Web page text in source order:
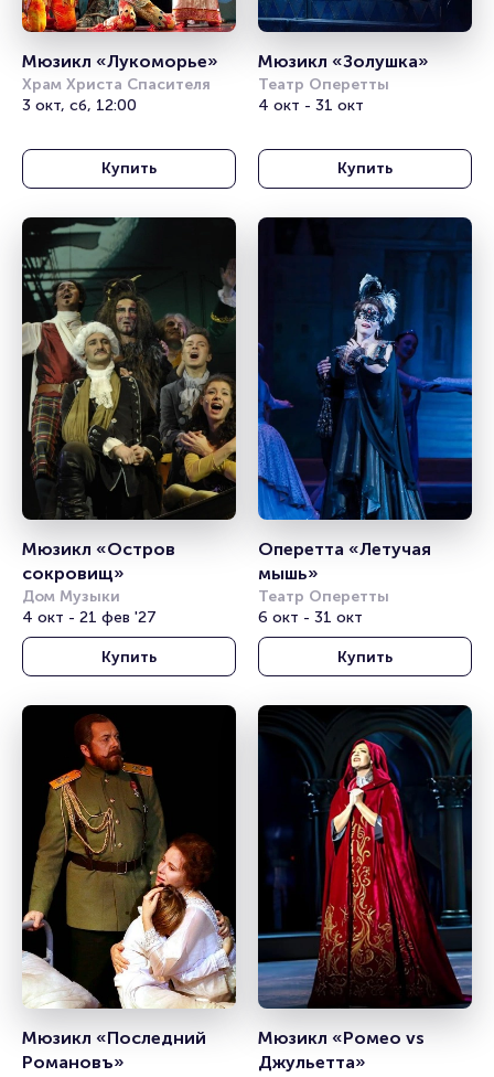
Мюзикл «Лукоморье»
Храм Христа Спасителя
3 окт, сб, 12:00
Купить
Мюзикл «Золушка»
Театр Оперетты
4 окт - 31 окт
Купить
Мюзикл «Остров
сокровищ»
Дом Музыки
4 окт - 21 фев '27
Купить
Оперетта «Летучая
мышь»
Театр Оперетты
6 окт - 31 окт
Купить
Мюзикл «Последний
Романовъ»
Мюзикл «Ромео vs
Джульетта»